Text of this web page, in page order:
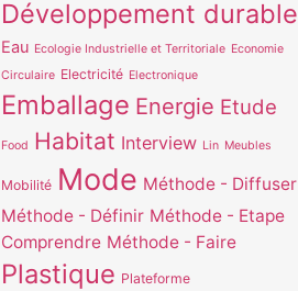
Développement durable
Eau Ecologie Industrielle et Territoriale Economie
Circulaire Electricité Electronique
Emballage Energie Etude
Food Habitat Interview Lin Meubles
Mobilité Mode Méthode - Diffuser
Méthode - Définir Méthode - Etape
Comprendre Méthode - Faire
Plastique Plateforme